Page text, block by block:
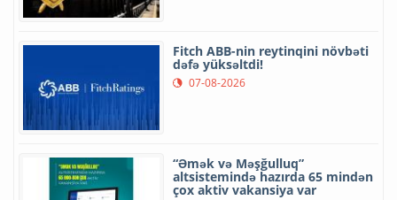
Fitch ABB-nin reytinqini növbəti
dəfə yüksəltdi!
07-08-2026
“Əmək və Məşğulluq”
altsistemində hazırda 65 mindən
çox aktiv vakansiya var